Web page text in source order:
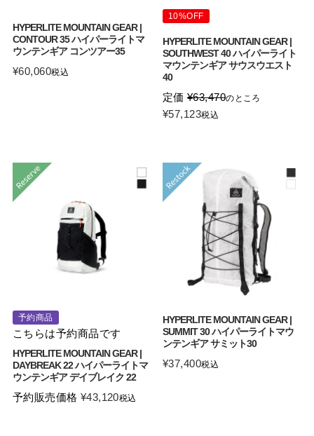
HYPERLITE MOUNTAIN GEAR |
CONTOUR 35 ハイパーライトマ
ウンテンギア コンツアー35
¥60,060税込
10%OFF
HYPERLITE MOUNTAIN GEAR |
SOUTHWEST 40 ハイパーライト
マウンテンギア サウスウエスト
40
定価 ¥63,470のところ
¥57,123税込
予約商品
こちらは予約商品です
HYPERLITE MOUNTAIN GEAR |
DAYBREAK 22 ハイパーライトマ
ウンテンギア デイブレイク 22
予約販売価格 ¥43,120税込
HYPERLITE MOUNTAIN GEAR |
SUMMIT 30 ハイパーライトマウ
ンテンギア サミット30
¥37,400税込